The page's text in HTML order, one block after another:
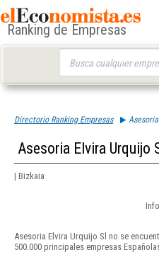
Ranking de Empresas
Directorio Ranking Empresas
Asesoria Elvira Urquijo
| Bizkaia
Asesoria Elvira Urquijo Sl no se
500.000 principales empresas